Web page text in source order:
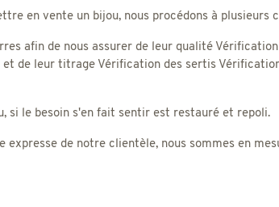
en vente un bijou, nous procédons à plusieurs
afin de nous assurer de leur qualité
de leur titrage Vérification des sertis
si le besoin s'en fait sentir est restauré et repoli.
expresse de notre clientèle, nous sommes en